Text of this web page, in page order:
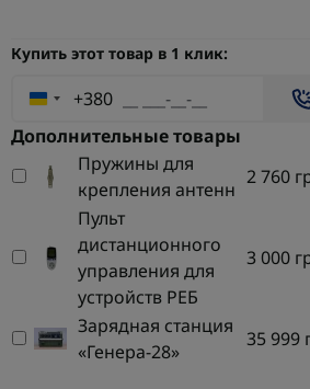
Купить этот товар в 1 клик:
+380
Дополнительные товары
Пружины для
крепления антенн
2 760
Пульт
дистанционного
управления для
устройств РЕБ
3 000
Зарядная станция
«Генера-28»
35 999